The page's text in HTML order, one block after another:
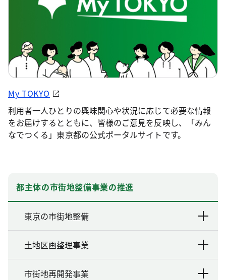
My TOKYO
利用者一人ひとりの興味関心や状況に応じて必要な情報
をお届けするとともに、皆様のご意見を反映し、「みん
なでつくる」東京都の公式ポータルサイトです。
都主体の市街地整備事業の推進
東京の市街地整備
土地区画整理事業
市街地再開発事業